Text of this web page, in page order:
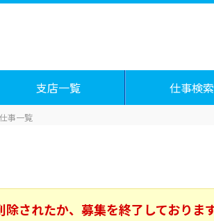
支店一覧 仕事検索
仕事一覧
されたか、募集を終了しております